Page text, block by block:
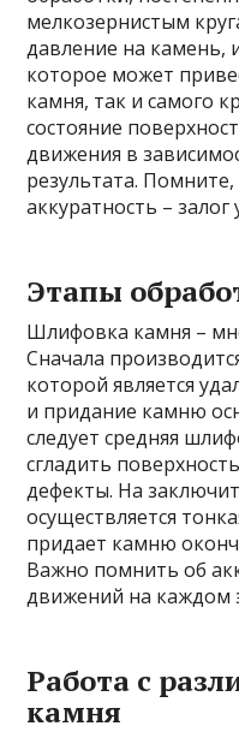
мелкозернистым
давление на камень,
которое может
камня, так и самого
состояние
движения в
результата.
аккуратность – залог
Этапы
Шлифовка камня –
Сначала
которой является
и придание камню
следует средняя
сгладить
дефекты. На
осуществляется
придает камню
Важно помнить об
движений на каждом
Работа с
камня